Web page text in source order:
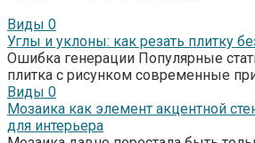
Виды 0
Углы и уклоны: как резать плитку
Ошибка генерации Популярные
плитка с рисунком современные
Виды 0
Мозаика как элемент акцентной
для интерьера